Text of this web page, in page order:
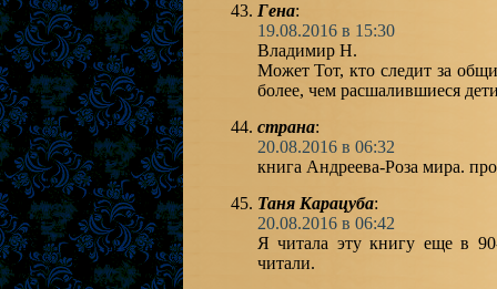
Гена:
19.08.2016 в 15:30
Владимир Н.
Может Тот, кто следит за
более, чем расшалившиеся
страна:
20.08.2016 в 06:32
книга Андреева-Роза мира.
Таня Карацуба:
20.08.2016 в 06:42
Я читала эту книгу еще в
читали.